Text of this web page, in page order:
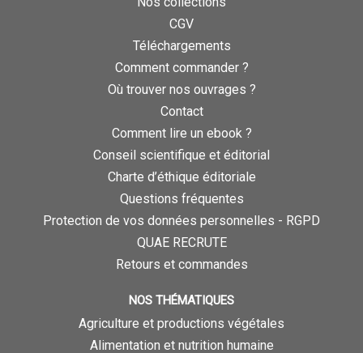
CGV
Téléchargements
Comment commander ?
Où trouver nos ouvrages ?
Contact
Comment lire un ebook ?
Conseil scientifique et éditorial
Charte d’éthique éditoriale
Questions fréquentes
Protection de vos données personnelles - RGPD
QUAE RECRUTE
Retours et commandes
NOS THÉMATIQUES
Agriculture et productions végétales
Alimentation et nutrition humaine